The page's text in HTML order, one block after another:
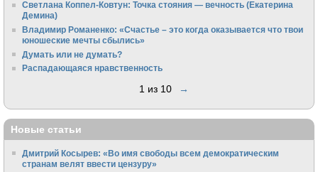
Светлана Коппел-Ковтун: Точка стояния — вечность (Екатерина
Демина)
Владимир Романенко: «Счастье – это когда оказывается что твои
юношеские мечты сбылись»
Думать или не думать?
Распадающаяся нравственность
1 из 10 →
Новые статьи
Дмитрий Косырев: «Во имя свободы всем демократическим
странам велят ввести цензуру»